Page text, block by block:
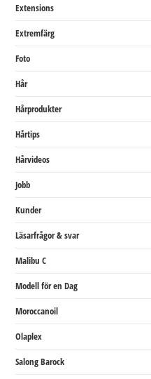
Extensions
Extremfärg
Foto
Hår
Hårprodukter
Hårtips
Hårvideos
Jobb
Kunder
Läsarfrågor & svar
Malibu C
Modell för en Dag
Moroccanoil
Olaplex
Salong Barock